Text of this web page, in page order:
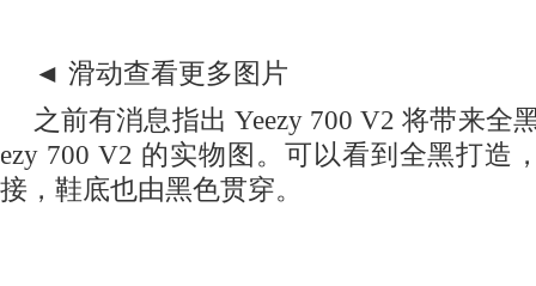
◄滑动查看更多图片
之前有消息指出Yeezy700V2将带来全
ezy700V2的实物图。可以看到全黑打造
接，鞋底也由黑色贯穿。